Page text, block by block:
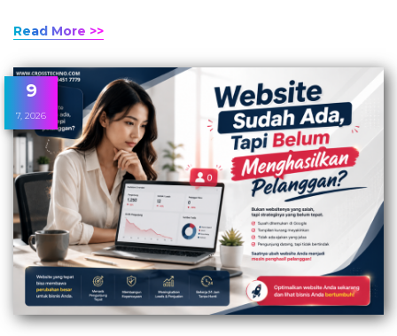
Read More >>
9
7, 2026